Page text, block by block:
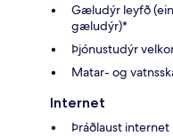
Gæludýr leyfð
gæludýr)*
Þjónustudýr
Matar- og
Internet
Þráðlaust